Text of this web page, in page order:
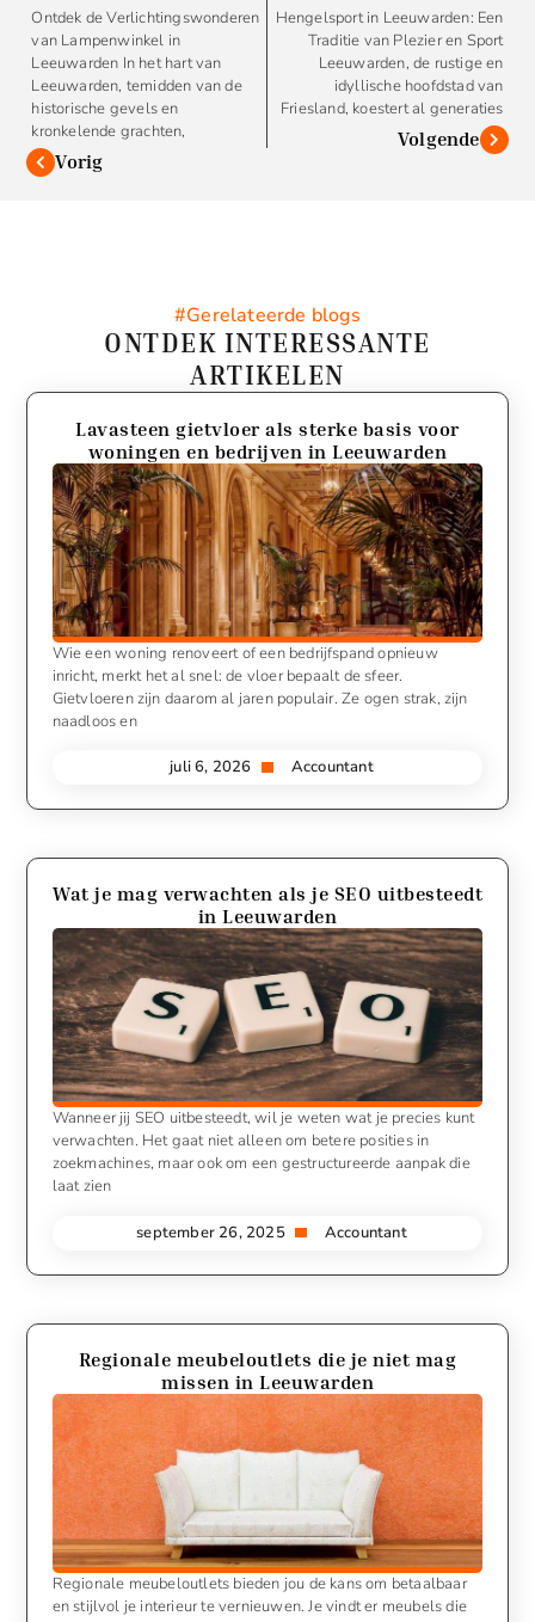
Ontdek de Verlichtingswonderen
van Lampenwinkel in
Leeuwarden In het hart van
Leeuwarden, temidden van de
historische gevels en
kronkelende grachten,
Vorig
Hengelsport in Leeuwarden: Een
Traditie van Plezier en Sport
Leeuwarden, de rustige en
idyllische hoofdstad van
Friesland, koestert al generaties
Volgende
#Gerelateerde blogs
ONTDEK INTERESSANTE
ARTIKELEN
Lavasteen gietvloer als sterke basis voor
woningen en bedrijven in Leeuwarden
Wie een woning renoveert of een bedrijfspand opnieuw
inricht, merkt het al snel: de vloer bepaalt de sfeer.
Gietvloeren zijn daarom al jaren populair. Ze ogen strak, zijn
naadloos en
juli 6, 2026 Accountant
Wat je mag verwachten als je SEO uitbesteedt
in Leeuwarden
Wanneer jij SEO uitbesteedt, wil je weten wat je precies kunt
verwachten. Het gaat niet alleen om betere posities in
zoekmachines, maar ook om een gestructureerde aanpak die
laat zien
september 26, 2025 Accountant
Regionale meubeloutlets die je niet mag
missen in Leeuwarden
Regionale meubeloutlets bieden jou de kans om betaalbaar
en stijlvol je interieur te vernieuwen. Je vindt er meubels die